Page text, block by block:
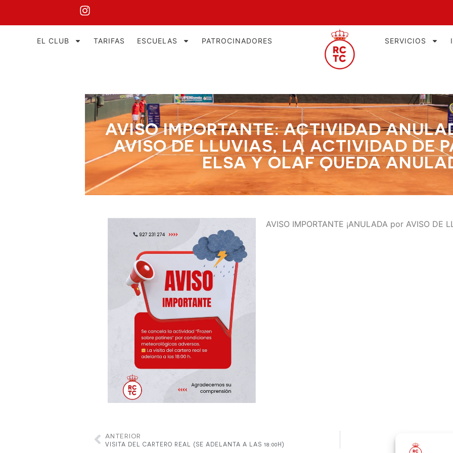
EL CLUB TARIFAS ESCUELAS PATROCINADORES SERVICIOS
AVISO IMPORTANTE: ACTIVIDAD
AVISO DE LLUVIAS, LA ACTIVIDAD DE
ELSA Y OLAF QUEDA
AVISO IMPORTANTE ¡ANULADA por AVISO DE
ANTERIOR
VISITA DEL CARTERO REAL (SE ADELANTA A LAS 18:00H)